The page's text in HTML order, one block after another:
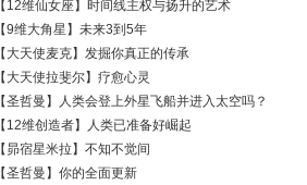
【12维仙女座】时间线主权与扬升的艺术
【9维大角星】未来3到5年
【大天使麦克】发掘你真正的传承
【大天使拉斐尔】疗愈心灵
【圣哲曼】人类会登上外星飞船并进入太空吗？
【12维创造者】人类已准备好崛起
【昴宿星米拉】不知不觉间
【圣哲曼】你的全面更新